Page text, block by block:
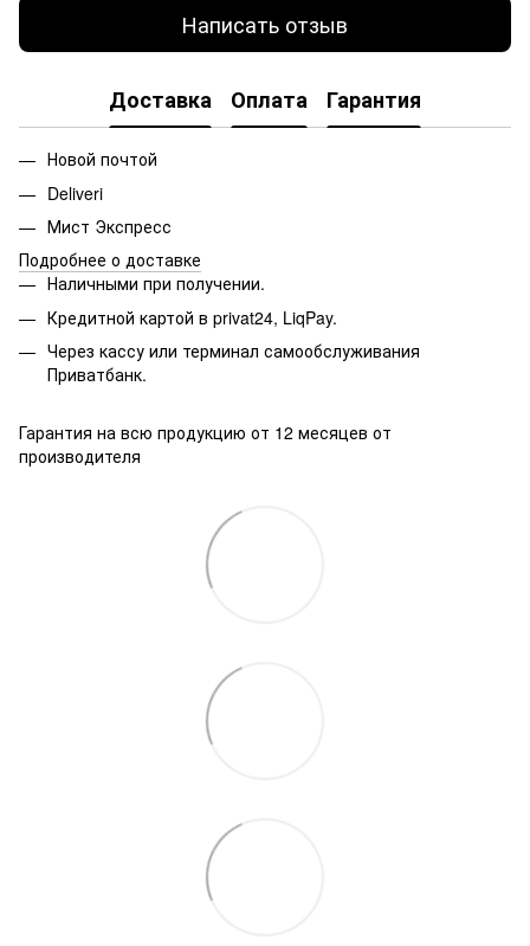
Написать отзыв
Доставка Оплата Гарантия
Новой почтой
Deliveri
Мист Экспресс
Подробнее о доставке
Наличными при получении.
Кредитной картой в privat24, LiqPay.
Через кассу или терминал самообслуживания
Приватбанк.
Гарантия на всю продукцию от 12 месяцев от
производителя